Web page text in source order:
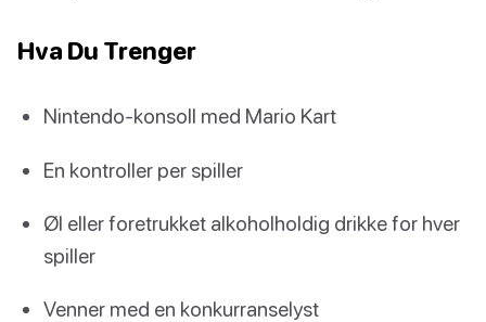
Hva Du Trenger
Nintendo-konsoll med Mario Kart
En kontroller per spiller
Øl eller foretrukket alkoholholdig drikke for hver
spiller
Venner med en konkurranselyst